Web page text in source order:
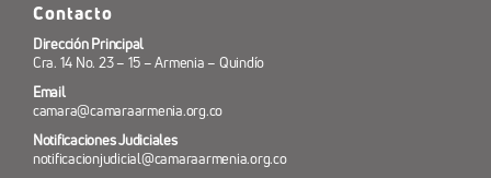
Contacto
Dirección Principal
Cra. 14 No. 23 – 15 – Armenia – Quindío
Email
camara@camaraarmenia.org.co
Notificaciones Judiciales
notificacionjudicial@camaraarmenia.org.co